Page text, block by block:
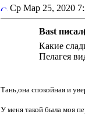
Ср Мар 25, 2020
Bast
Какие
Пелагея
Тань,она спокойная и
У меня такой была моя